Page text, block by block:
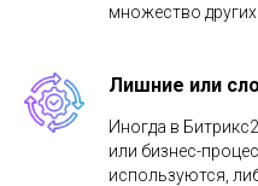
множество других.
Лишние или
Иногда в
или бизнес-
используются,